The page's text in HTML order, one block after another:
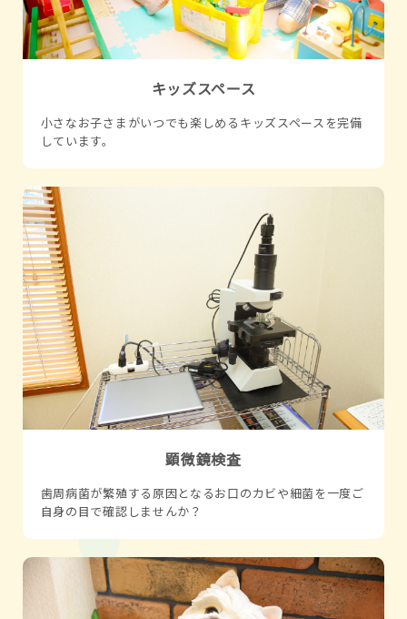
キッズスペース
小さなお子さまがいつでも楽しめるキッズスペースを完備
しています。
顕微鏡検査
歯周病菌が繁殖する原因となるお口のカビや細菌を一度ご
自身の目で確認しませんか？